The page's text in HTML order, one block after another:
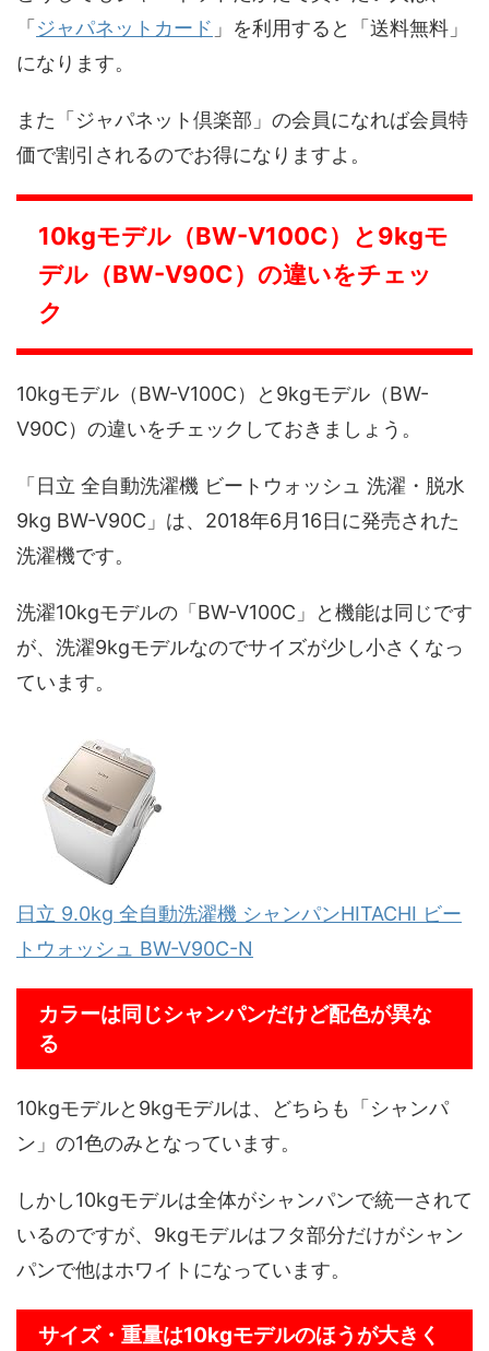
「 ジャパネットカード 」を利用すると「送料無料」
になります。
また「ジャパネット倶楽部」の会員になれば会員特
価で割引されるのでお得になりますよ。
10kgモデル（BW-V100C）と9kgモ
デル（BW-V90C）の違いをチェッ
ク
10kgモデル（BW-V100C）と9kgモデル（BW-
V90C）の違いをチェックしておきましょう。
「日立 全自動洗濯機 ビートウォッシュ 洗濯・脱水
9kg BW-V90C」は、2018年6月16日に発売された
洗濯機です。
洗濯10kgモデルの「BW-V100C」と機能は同じです
が、洗濯9kgモデルなのでサイズが少し小さくなっ
ています。
日立 9.0kg 全自動洗濯機 シャンパンHITACHI ビー
トウォッシュ BW-V90C-N
カラーは同じシャンパンだけど配色が異な
る
10kgモデルと9kgモデルは、どちらも「シャンパ
ン」の1色のみとなっています。
しかし10kgモデルは全体がシャンパンで統一されて
いるのですが、9kgモデルはフタ部分だけがシャン
パンで他はホワイトになっています。
サイズ・重量は10kgモデルのほうが大きく